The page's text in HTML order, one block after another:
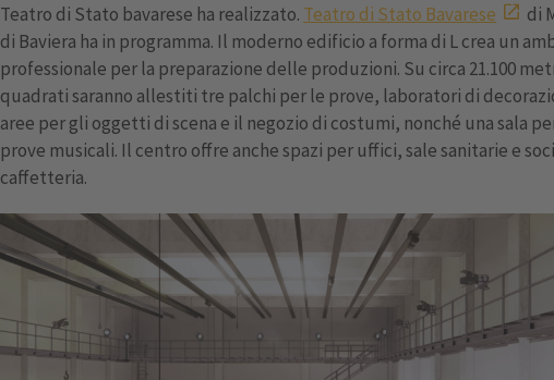
Teatro di Stato bavarese ha realizzato. Teatro di Stato Bavarese
di
di Baviera ha in programma. Il moderno edificio a forma di L crea un
professionale per la preparazione delle produzioni. Su circa 21.100
quadrati saranno allestiti tre palchi per le prove, laboratori di
aree per gli oggetti di scena e il negozio di costumi, nonché una sala
prove musicali. Il centro offre anche spazi per uffici, sale sanitarie e
caffetteria.